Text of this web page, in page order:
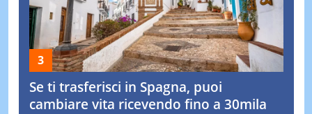
Se ti trasferisci in Spagna, puoi
cambiare vita ricevendo fino a 30mila